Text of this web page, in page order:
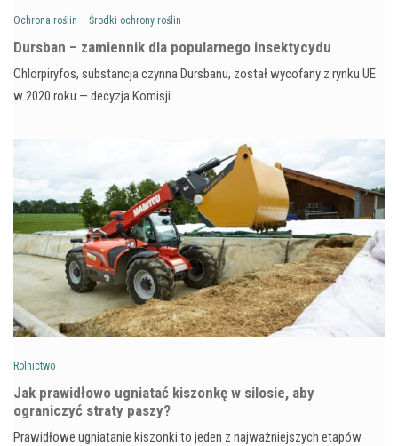
Ochrona roślin Środki ochrony roślin
Dursban – zamiennik dla popularnego insektycydu
Chlorpiryfos, substancja czynna Dursbanu, został wycofany z rynku UE
w 2020 roku — decyzja Komisji…
Rolnictwo
Jak prawidłowo ugniatać kiszonkę w silosie, aby
ograniczyć straty paszy?
Prawidłowe ugniatanie kiszonki to jeden z najważniejszych etapów